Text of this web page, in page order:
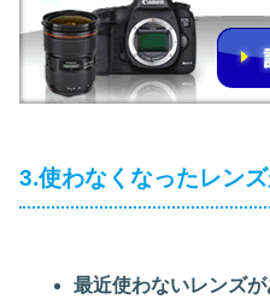
3.使わなくなったレン
最近使わないレンズが